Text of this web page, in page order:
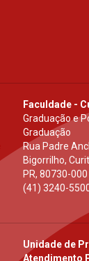
Faculdade -
Graduação e
Graduação
Rua Padre
Bigorrilho,
PR, 80730-000
(41) 3240-
Unidade de
Atendimento